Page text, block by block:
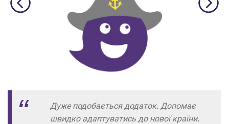
Дуже подобається додаток. Допомає
швидко адаптуватись до нової країни.